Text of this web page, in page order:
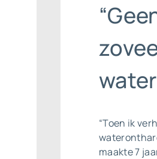
“Toen ik
maakte 7